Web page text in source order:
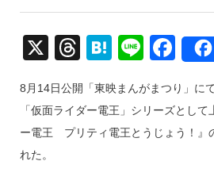
X
T
e
a
H
e
n
Li
e
F
c
e
8月14日公開「東映まんがまつり」に
「仮面ライダー電王」シリーズとし
ー電王 プリティ電王とうじょう！』
れた。